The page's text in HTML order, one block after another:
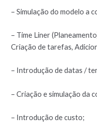
– Simulação do modelo a
– Time Liner
Criação de tarefas,
– Introdução de datas /
– Criação e simulação da
– Introdução de custo;